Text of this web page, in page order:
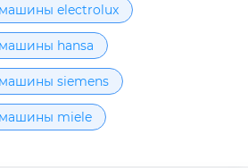
electrolux
hansa
siemens
miele